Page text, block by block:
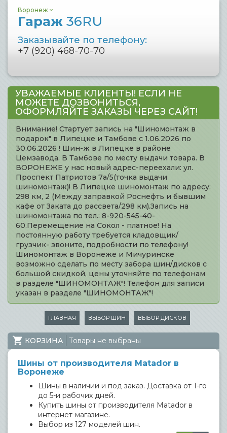
Воронеж
Гараж 36RU
Заказывайте по телефону:
+7 (920) 468-70-70
УВАЖАЕМЫЕ КЛИЕНТЫ! ЕСЛИ НЕ
МОЖЕТЕ ДОЗВОНИТЬСЯ,
ОФОРМЛЯЙТЕ ЗАКАЗЫ ЧЕРЕЗ САЙТ!
Внимание! Стартует запись на "Шиномонтаж в
подарок" в Липецке и Тамбове с 1.06.2026 по
30.06.2026 ! Шин-ж в Липецке в районе
Цемзавода. В Тамбове по месту выдачи товара. В
ВОРОНЕЖЕ у нас новый адрес-переехали: ул.
Проспект Патриотов 7а/5(точка выдачи
шиномонтаж)! В Липецке шиномонтаж по адресу:
298 км, 2 (Между заправкой Роснефть и бывшим
кафе от Заката до рассвета/298 км).Запись на
шиномонтажа по тел.: 8-920-545-40-
60.Перемещение на Сокол - платное! На
постоянную работу требуется кладовщик/
грузчик- звоните, подробности по телефону!
Шиномонтаж в Воронеже и Мичуринске
возможно сделать по месту забора шин/дисков с
большой скидкой, цены уточняйте по телефонам
в разделе "ШИНОМОНТАЖ"! Телефон для записи
указан в разделе "ШИНОМОНТАЖ"!
ГЛАВНАЯ ВЫБОР ШИН ВЫБОР ДИСКОВ
КОРЗИНА Товары не выбраны
Шины от производителя Matador в
Воронеже
Шины в наличии и под заказ. Доставка от 1-го
до 5-и рабочих дней.
Купить шины от производителя Matador в
интернет-магазине.
Выбор из 127 моделей шин.